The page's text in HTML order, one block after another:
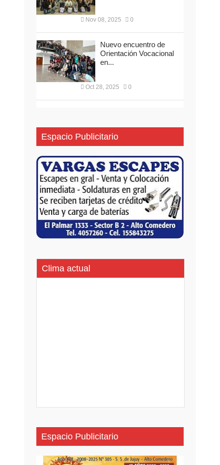
Nov 08, 2025 0
Nuevo encuentro de
Orientación Vocacional
en...
Oct 28, 2025 0
Espacio Publicitario
Clima actual
Espacio Publicitario